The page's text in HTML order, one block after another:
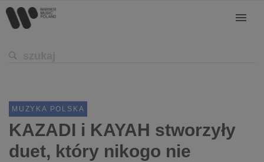
MUZYKA POLSKA
KAZADI i KAYAH stworzyły
duet, który nikogo nie